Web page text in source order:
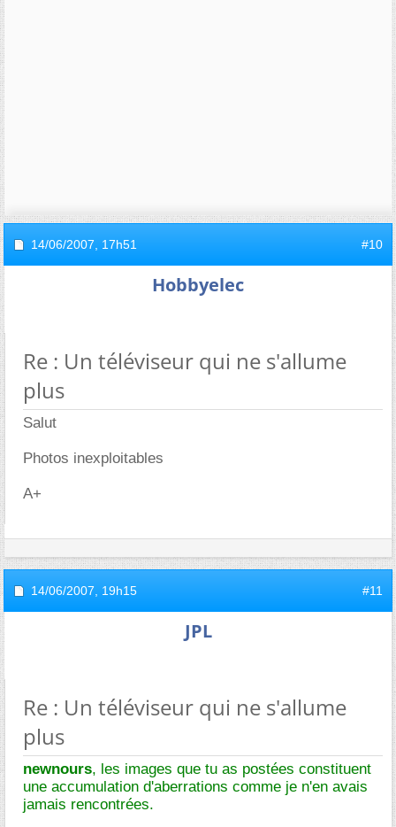
14/06/2007, 17h51 #10
Hobbyelec
Re : Un téléviseur qui ne s'allume
plus
Salut
Photos inexploitables
A+
14/06/2007, 19h15 #11
JPL
Re : Un téléviseur qui ne s'allume
plus
newnours, les images que tu as postées constituent
une accumulation d'aberrations comme je n'en avais
jamais rencontrées.